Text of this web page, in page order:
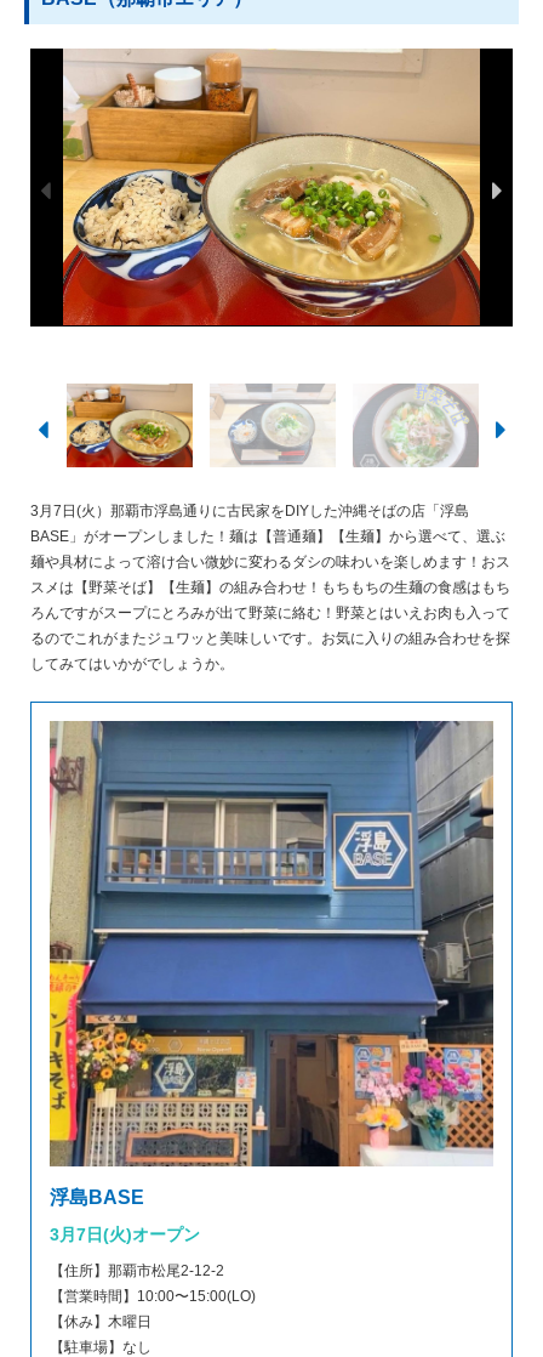
3月7日(火）那覇市浮島通りに古民家をDIYした沖縄そばの店「浮島
BASE」がオープンしました！麺は【普通麺】【生麺】から選べて、選ぶ
麺や具材によって溶け合い微妙に変わるダシの味わいを楽しめます！おス
スメは【野菜そば】【生麺】の組み合わせ！もちもちの生麺の食感はもち
ろんですがスープにとろみが出て野菜に絡む！野菜とはいえお肉も入って
るのでこれがまたジュワッと美味しいです。お気に入りの組み合わせを探
してみてはいかがでしょうか。
浮島BASE
3月7日(火)オープン
【住所】那覇市松尾2-12-2
【営業時間】10:00〜15:00(LO)
【休み】木曜日
【駐車場】なし